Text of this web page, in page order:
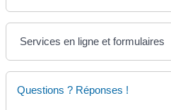
Services en ligne et formulaires
Questions ? Réponses !